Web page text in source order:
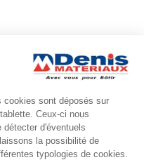
cookies sont déposés sur
Ceux-ci nous
détecter d'éventuels
la possibilité de
typologies de cookies.